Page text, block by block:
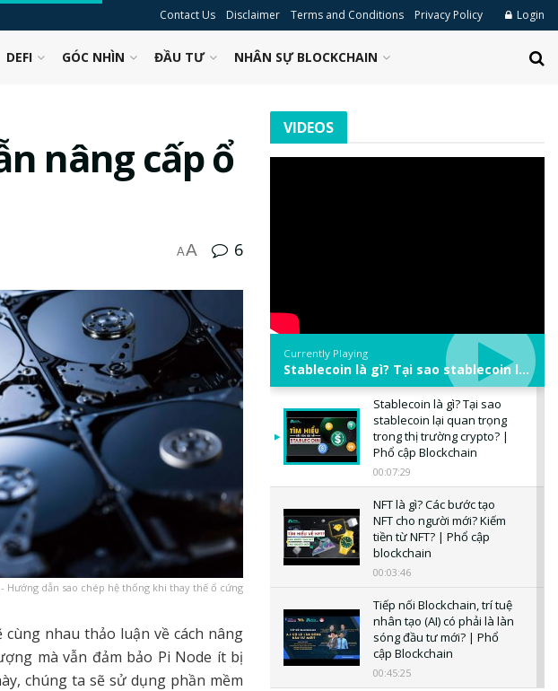
Contact Us Disclaimer Terms and Conditions Privacy Policy Login
DEFI GÓC NHÌN ĐẦU TƯ NHÂN SỰ BLOCKCHAIN
nâng cấp ổ
AA 6
Hướng dẫn sao chép hệ thống khi thay thế ổ cứng
nhau thảo luận về cách nâng
mà vẫn đảm bảo Pi Node ít bị
chúng ta sẽ sử dụng phần mềm
VIDEOS
Currently Playing
Stablecoin là gì? Tại sao stablecoin lại quan trọng trong thị trường crypto? | Phổ cập Blockchain
Stablecoin là gì? Tại sao
stablecoin lại quan trọng
trong thị trường crypto? |
Phổ cập Blockchain
00:07:29
NFT là gì? Các bước tạo
NFT cho người mới? Kiếm
tiền từ NFT? | Phổ cập
blockchain
00:03:46
Tiếp nối Blockchain, trí tuệ
nhân tạo (AI) có phải là làn
sóng đầu tư mới? | Phổ
cập Blockchain
00:45:25